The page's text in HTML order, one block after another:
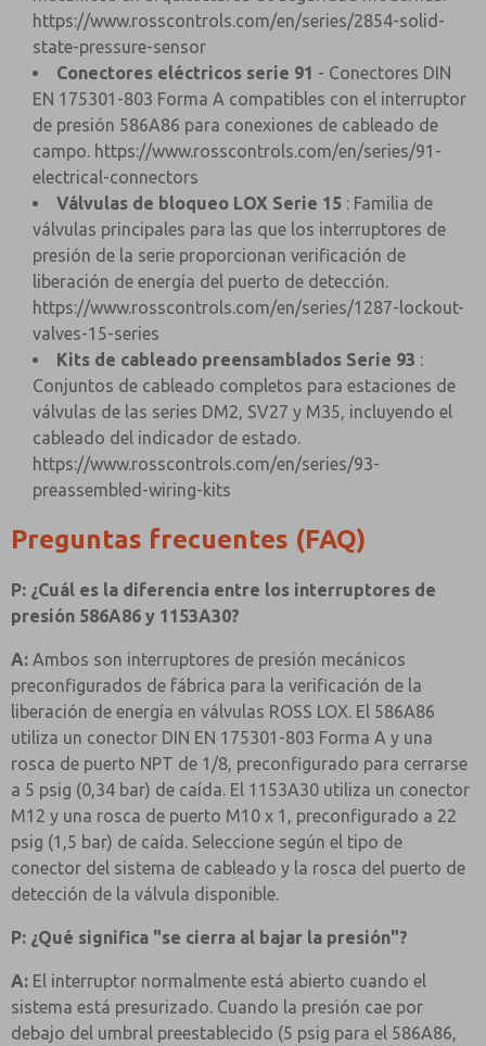
https://www.rosscontrols.com/en/series/2854-solid-
state-pressure-sensor
Conectores eléctricos serie 91 - Conectores DIN
EN 175301-803 Forma A compatibles con el interruptor
de presión 586A86 para conexiones de cableado de
campo. https://www.rosscontrols.com/en/series/91-
electrical-connectors
Válvulas de bloqueo LOX Serie 15 : Familia de
válvulas principales para las que los interruptores de
presión de la serie proporcionan verificación de
liberación de energía del puerto de detección.
https://www.rosscontrols.com/en/series/1287-lockout-
valves-15-series
Kits de cableado preensamblados Serie 93 :
Conjuntos de cableado completos para estaciones de
válvulas de las series DM2, SV27 y M35, incluyendo el
cableado del indicador de estado.
https://www.rosscontrols.com/en/series/93-
preassembled-wiring-kits
Preguntas frecuentes (FAQ)
P: ¿Cuál es la diferencia entre los interruptores de
presión 586A86 y 1153A30?
A: Ambos son interruptores de presión mecánicos
preconfigurados de fábrica para la verificación de la
liberación de energía en válvulas ROSS LOX. El 586A86
utiliza un conector DIN EN 175301-803 Forma A y una
rosca de puerto NPT de 1/8, preconfigurado para cerrarse
a 5 psig (0,34 bar) de caída. El 1153A30 utiliza un conector
M12 y una rosca de puerto M10 x 1, preconfigurado a 22
psig (1,5 bar) de caída. Seleccione según el tipo de
conector del sistema de cableado y la rosca del puerto de
detección de la válvula disponible.
P: ¿Qué significa "se cierra al bajar la presión"?
A: El interruptor normalmente está abierto cuando el
sistema está presurizado. Cuando la presión cae por
debajo del umbral preestablecido (5 psig para el 586A86,